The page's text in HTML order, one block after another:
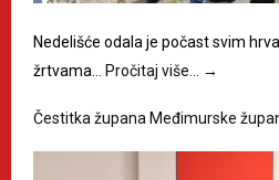
Nedelišće odala je počast svim
žrtvama… Pročitaj više… →
Čestitka župana Međimurske